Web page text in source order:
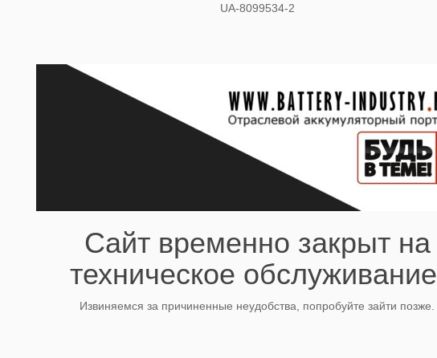
UA-8099534-2
Сайт временно закрыт на
техническое
Извиняемся за причиненные неудобства, попробуйте зайти позже.